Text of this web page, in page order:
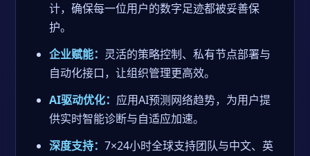
计，确保每一位用户的数字足迹都被妥善保
护。
企业赋能： 灵活的策略控制、私有节点部署与
自动化接口，让组织管理更高效。
AI驱动优化： 应用AI预测网络趋势，为用户提
供实时智能诊断与自适应加速。
深度支持：7×24小时全球支持团队与中文、英